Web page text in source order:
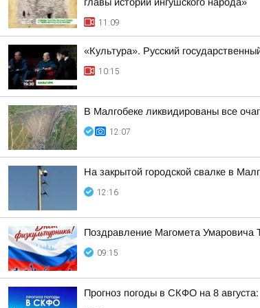
11:09
«Культура». Русский
10:15
В Малгобеке ликвидированы все
12:07
На закрытой городской свалке в
12:16
Поздравление Магомета Умаровича
09:15
Прогноз погоды в СКФО на 8 августа: